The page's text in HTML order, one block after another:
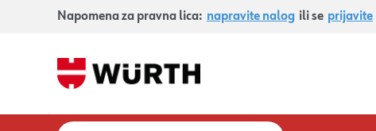
Napomena za pravna lica: napravite nalog ili se prijavite